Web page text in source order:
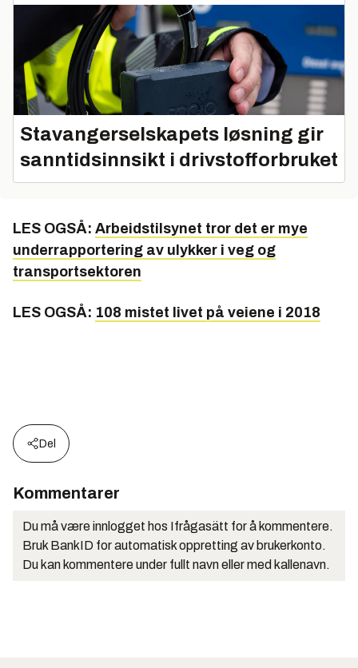
Stavangerselskapets løsning gir
sanntidsinnsikt i drivstofforbruket
LES OGSÅ: Arbeidstilsynet tror det er mye
underrapportering av ulykker i veg og
transportsektoren
LES OGSÅ: 108 mistet livet på veiene i 2018
Del
Kommentarer
Du må være innlogget hos Ifrågasätt for å kommentere.
Bruk BankID for automatisk oppretting av brukerkonto.
Du kan kommentere under fullt navn eller med kallenavn.